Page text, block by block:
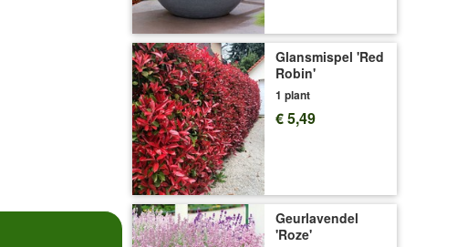
Glansmispel 'Red
Robin'
1 plant
€ 5,49
Geurlavendel
'Roze'